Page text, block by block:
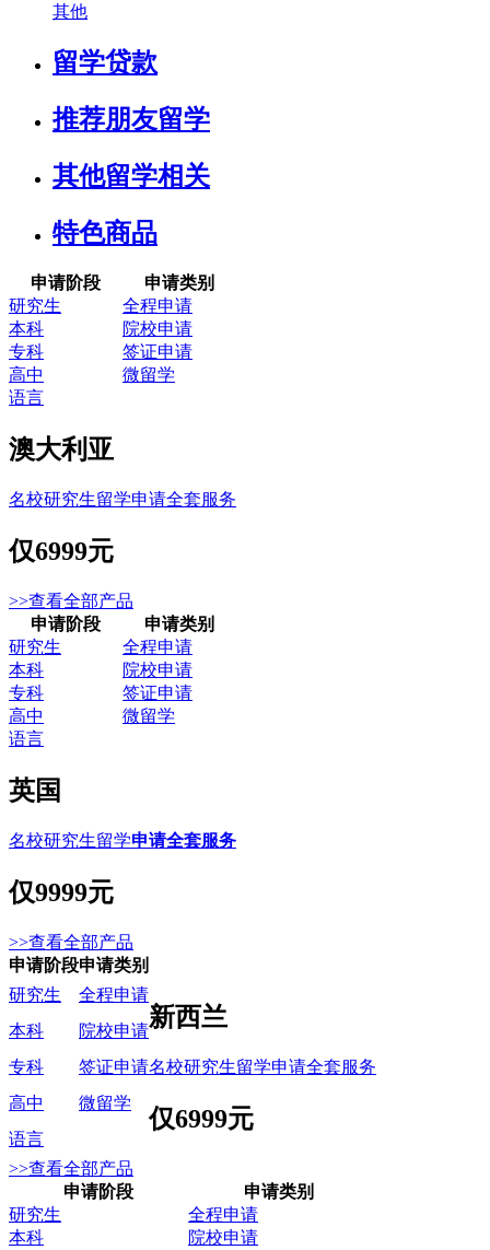
其他
留学贷款
推荐朋友留学
其他留学相关
特色商品
申请阶段
申请类别
研究生
全程申请
本科
院校申请
专科
签证申请
高中
微留学
语言
澳大利亚
名校研究生留学申请全套服务
仅6999元
>>查看全部产品
申请阶段
申请类别
研究生
全程申请
本科
院校申请
专科
签证申请
高中
微留学
语言
英国
名校研究生留学申请全套服务
仅9999元
>>查看全部产品
申请阶段申请类别
研究生
全程申请
新西兰
名校研究生留学申请全套服务
仅6999元
本科
院校申请
专科
签证申请
高中
微留学
语言
>>查看全部产品
申请阶段
申请类别
研究生
全程申请
本科
院校申请